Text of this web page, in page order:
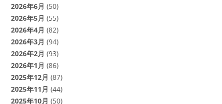
2026年6月 (50)
2026年5月 (55)
2026年4月 (82)
2026年3月 (94)
2026年2月 (93)
2026年1月 (86)
2025年12月 (87)
2025年11月 (44)
2025年10月 (50)